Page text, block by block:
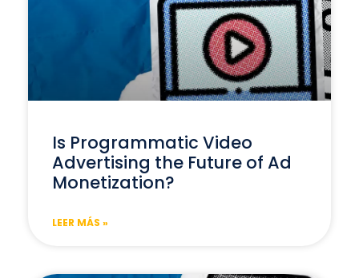
Is Programmatic Video
Advertising the Future of Ad
Monetization?
LEER MÁS »